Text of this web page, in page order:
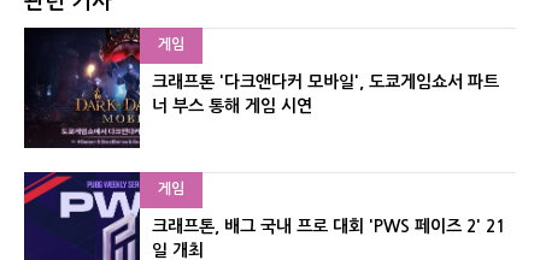
게임
크래프톤 '다크앤다커 모바일', 도쿄게임쇼서 파트
너 부스 통해 게임 시연
게임
크래프톤, 배그 국내 프로 대회 'PWS 페이즈 2' 21
일 개최